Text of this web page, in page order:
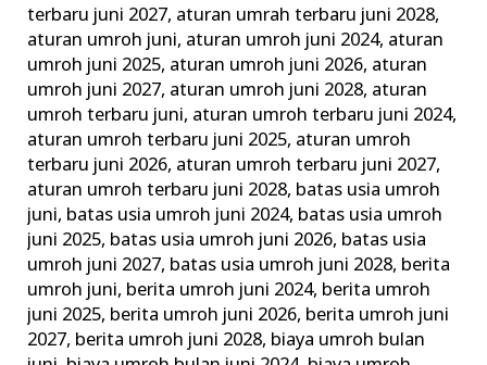
terbaru juni 2027, aturan umrah terbaru juni 2028,
aturan umroh juni, aturan umroh juni 2024, aturan
umroh juni 2025, aturan umroh juni 2026, aturan
umroh juni 2027, aturan umroh juni 2028, aturan
umroh terbaru juni, aturan umroh terbaru juni 2024,
aturan umroh terbaru juni 2025, aturan umroh
terbaru juni 2026, aturan umroh terbaru juni 2027,
aturan umroh terbaru juni 2028, batas usia umroh
juni, batas usia umroh juni 2024, batas usia umroh
juni 2025, batas usia umroh juni 2026, batas usia
umroh juni 2027, batas usia umroh juni 2028, berita
umroh juni, berita umroh juni 2024, berita umroh
juni 2025, berita umroh juni 2026, berita umroh juni
2027, berita umroh juni 2028, biaya umroh bulan
Tata
Caranya